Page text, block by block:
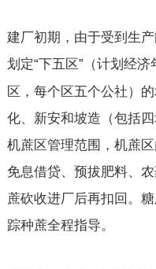
建厂初期，由于受到生
划定“下五区”（计划经
区，每个区五个公社）
化、新安和坡造（包括
机蔗区管理范围，机蔗
免息借贷、预拔肥料、
蔗砍收进厂后再扣回。
踪种蔗全程指导。